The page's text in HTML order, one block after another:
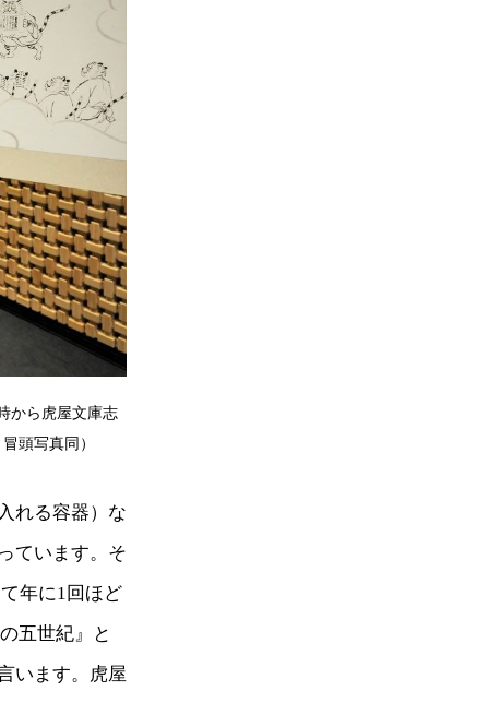
から虎屋文庫志
頭写真同）
れる容器）な
ています。そ
年に1回ほど
五世紀』と
います。虎屋